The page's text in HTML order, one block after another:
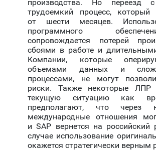
производства. Но
трудоемкий процесс, который
от шести месяцев.
программного
сопровождается потерей
сбоями в работе и
Компании, которые
объемами данных и
процессами, не могут
риски. Также некоторые ЛПР
текущую ситуацию как
предполагают, что через
международные отношения
и SAP вернется на
случае использование
окажется стратегически верным